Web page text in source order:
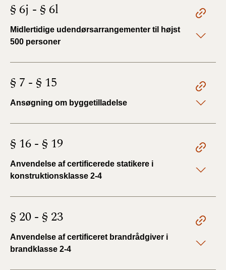
§ 6j - § 6l
Midlertidige udendørsarrangementer til højst
500 personer
§ 7 - § 15
Ansøgning om byggetilladelse
§ 16 - § 19
Anvendelse af certificerede statikere i
konstruktionsklasse 2-4
§ 20 - § 23
Anvendelse af certificeret brandrådgiver i
brandklasse 2-4